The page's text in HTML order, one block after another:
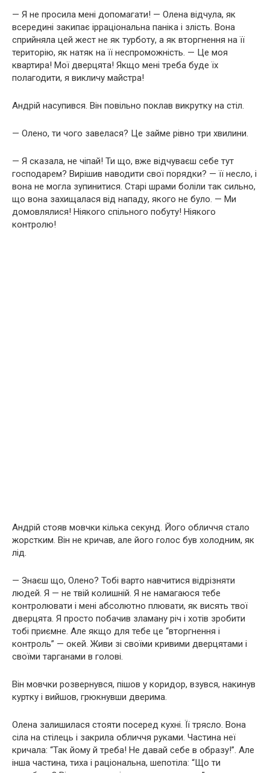
— Я не просила мені допомагати! — Олена відчула, як
всередині закипає ірраціональна паніка і злість. Вона
сприйняла цей жест не як турботу, а як вторгнення на її
територію, як натяк на її неспроможність. — Це моя
квартира! Мої дверцята! Якщо мені треба буде їх
полагодити, я викличу майстра!
Андрій насупився. Він повільно поклав викрутку на стіл.
— Олено, ти чого завелася? Це займе рівно три хвилини.
— Я сказала, не чіпай! Ти що, вже відчуваєш себе тут
господарем? Вирішив наводити свої порядки? — її несло, і
вона не могла зупинитися. Старі шрами боліли так сильно,
що вона захищалася від нападу, якого не було. — Ми
домовлялися! Ніякого спільного побуту! Ніякого
контролю!
Андрій стояв мовчки кілька секунд. Його обличчя стало
жорстким. Він не кричав, але його голос був холодним, як
лід.
— Знаєш що, Олено? Тобі варто навчитися відрізняти
людей. Я — не твій колишній. Я не намагаюся тебе
контролювати і мені абсолютно плювати, як висять твої
дверцята. Я просто побачив зламану річ і хотів зробити
тобі приємне. Але якщо для тебе це “вторгнення і
контроль” — окей. Живи зі своїми кривими дверцятами і
своїми тарганами в голові.
Він мовчки розвернувся, пішов у коридор, взувся, накинув
куртку і вийшов, грюкнувши дверима.
Олена залишилася стояти посеред кухні. Її трясло. Вона
сіла на стілець і закрила обличчя руками. Частина неї
кричала: “Так йому й треба! Не давай себе в образу!”. Але
інша частина, тиха і раціональна, шепотіла: “Що ти